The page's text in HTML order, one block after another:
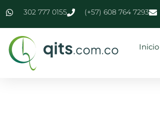
contenido302 777 0155 (+57) 608 764 7293
Inicio